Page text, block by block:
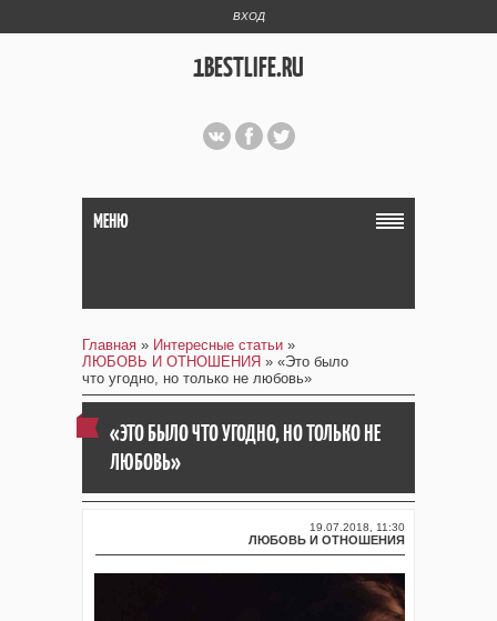
ВХОД
1BESTLIFE.RU
МЕНЮ
Главная » Интересные статьи »
ЛЮБОВЬ И ОТНОШЕНИЯ » «Это было
что угодно, но только не любовь»
«ЭТО БЫЛО ЧТО УГОДНО, НО ТОЛЬКО НЕ
ЛЮБОВЬ»
19.07.2018, 11:30
ЛЮБОВЬ И ОТНОШЕНИЯ